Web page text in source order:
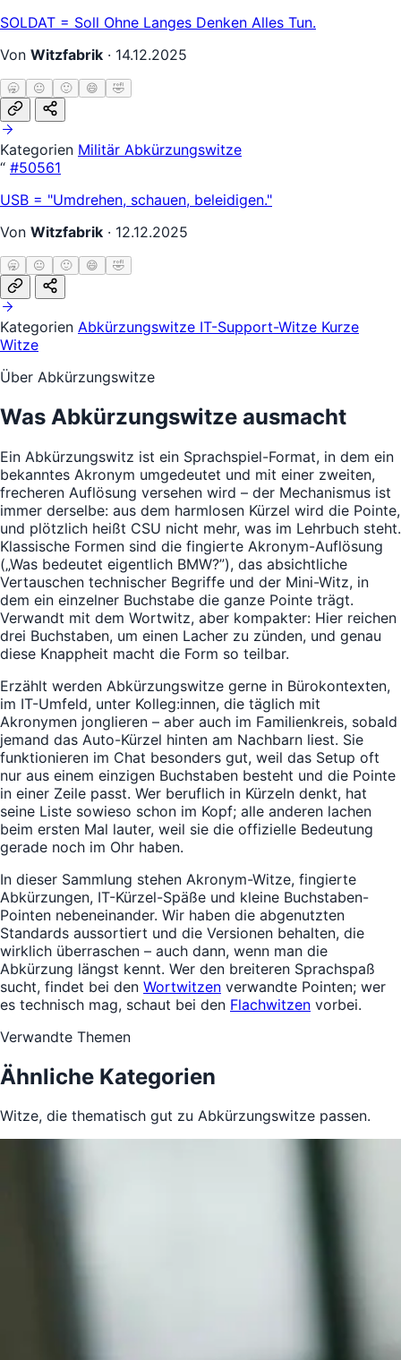
SOLDAT = Soll Ohne Langes Denken Alles Tun.
Von Witzfabrik · 14.12.2025
🥱 😐 🙂 😄 🤣
Kategorien Militär Abkürzungswitze
“ #50561
USB = "Umdrehen, schauen, beleidigen."
Von Witzfabrik · 12.12.2025
🥱 😐 🙂 😄 🤣
Kategorien Abkürzungswitze IT-Support-Witze Kurze
Witze
Über Abkürzungswitze
Was Abkürzungswitze ausmacht
Ein Abkürzungswitz ist ein Sprachspiel-Format, in dem ein
bekanntes Akronym umgedeutet und mit einer zweiten,
frecheren Auflösung versehen wird – der Mechanismus ist
immer derselbe: aus dem harmlosen Kürzel wird die Pointe,
und plötzlich heißt CSU nicht mehr, was im Lehrbuch steht.
Klassische Formen sind die fingierte Akronym-Auflösung
(„Was bedeutet eigentlich BMW?”), das absichtliche
Vertauschen technischer Begriffe und der Mini-Witz, in
dem ein einzelner Buchstabe die ganze Pointe trägt.
Verwandt mit dem Wortwitz, aber kompakter: Hier reichen
drei Buchstaben, um einen Lacher zu zünden, und genau
diese Knappheit macht die Form so teilbar.
Erzählt werden Abkürzungswitze gerne in Bürokontexten,
im IT-Umfeld, unter Kolleg:innen, die täglich mit
Akronymen jonglieren – aber auch im Familienkreis, sobald
jemand das Auto-Kürzel hinten am Nachbarn liest. Sie
funktionieren im Chat besonders gut, weil das Setup oft
nur aus einem einzigen Buchstaben besteht und die Pointe
in einer Zeile passt. Wer beruflich in Kürzeln denkt, hat
seine Liste sowieso schon im Kopf; alle anderen lachen
beim ersten Mal lauter, weil sie die offizielle Bedeutung
gerade noch im Ohr haben.
In dieser Sammlung stehen Akronym-Witze, fingierte
Abkürzungen, IT-Kürzel-Späße und kleine Buchstaben-
Pointen nebeneinander. Wir haben die abgenutzten
Standards aussortiert und die Versionen behalten, die
wirklich überraschen – auch dann, wenn man die
Abkürzung längst kennt. Wer den breiteren Sprachspaß
sucht, findet bei den Wortwitzen verwandte Pointen; wer
es technisch mag, schaut bei den Flachwitzen vorbei.
Verwandte Themen
Ähnliche Kategorien
Witze, die thematisch gut zu Abkürzungswitze passen.